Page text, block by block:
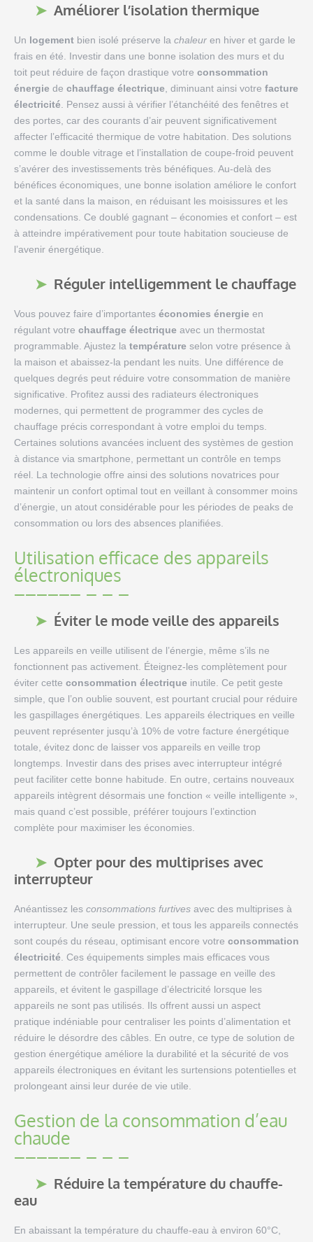
Améliorer l’isolation thermique
Un logement bien isolé préserve la chaleur en hiver et garde le
frais en été. Investir dans une bonne isolation des murs et du
toit peut réduire de façon drastique votre consommation
énergie de chauffage électrique, diminuant ainsi votre facture
électricité. Pensez aussi à vérifier l’étanchéité des fenêtres et
des portes, car des courants d’air peuvent significativement
affecter l’efficacité thermique de votre habitation. Des solutions
comme le double vitrage et l’installation de coupe-froid peuvent
s’avérer des investissements très bénéfiques. Au-delà des
bénéfices économiques, une bonne isolation améliore le confort
et la santé dans la maison, en réduisant les moisissures et les
condensations. Ce doublé gagnant – économies et confort – est
à atteindre impérativement pour toute habitation soucieuse de
l’avenir énergétique.
Réguler intelligemment le chauffage
Vous pouvez faire d’importantes économies énergie en
régulant votre chauffage électrique avec un thermostat
programmable. Ajustez la température selon votre présence à
la maison et abaissez-la pendant les nuits. Une différence de
quelques degrés peut réduire votre consommation de manière
significative. Profitez aussi des radiateurs électroniques
modernes, qui permettent de programmer des cycles de
chauffage précis correspondant à votre emploi du temps.
Certaines solutions avancées incluent des systèmes de gestion
à distance via smartphone, permettant un contrôle en temps
réel. La technologie offre ainsi des solutions novatrices pour
maintenir un confort optimal tout en veillant à consommer moins
d’énergie, un atout considérable pour les périodes de peaks de
consommation ou lors des absences planifiées.
Utilisation efficace des appareils
électroniques
Éviter le mode veille des appareils
Les appareils en veille utilisent de l’énergie, même s’ils ne
fonctionnent pas activement. Éteignez-les complètement pour
éviter cette consommation électrique inutile. Ce petit geste
simple, que l’on oublie souvent, est pourtant crucial pour réduire
les gaspillages énergétiques. Les appareils électriques en veille
peuvent représenter jusqu’à 10% de votre facture énergétique
totale, évitez donc de laisser vos appareils en veille trop
longtemps. Investir dans des prises avec interrupteur intégré
peut faciliter cette bonne habitude. En outre, certains nouveaux
appareils intègrent désormais une fonction « veille intelligente »,
mais quand c’est possible, préférer toujours l’extinction
complète pour maximiser les économies.
Opter pour des multiprises avec
interrupteur
Anéantissez les consommations furtives avec des multiprises à
interrupteur. Une seule pression, et tous les appareils connectés
sont coupés du réseau, optimisant encore votre consommation
électricité. Ces équipements simples mais efficaces vous
permettent de contrôler facilement le passage en veille des
appareils, et évitent le gaspillage d’électricité lorsque les
appareils ne sont pas utilisés. Ils offrent aussi un aspect
pratique indéniable pour centraliser les points d’alimentation et
réduire le désordre des câbles. En outre, ce type de solution de
gestion énergétique améliore la durabilité et la sécurité de vos
appareils électroniques en évitant les surtensions potentielles et
prolongeant ainsi leur durée de vie utile.
Gestion de la consommation d’eau
chaude
Réduire la température du chauffe-
eau
En abaissant la température du chauffe-eau à environ 60°C,